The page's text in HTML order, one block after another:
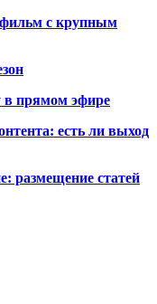
с крупным
в прямом эфире
есть ли выход
размещение статей